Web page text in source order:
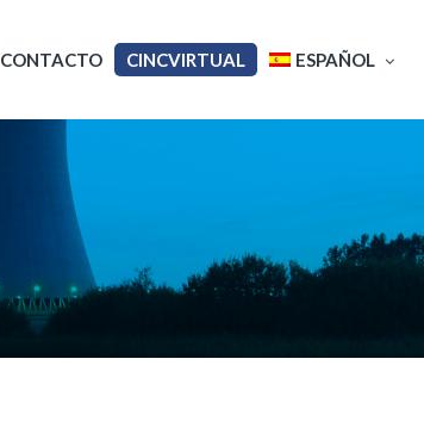
CONTACTO CINCVIRTUAL ESPAÑOL
Français